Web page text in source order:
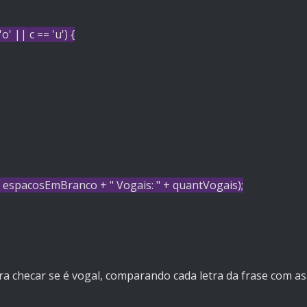
'o' || c == 'u') {
espacosEmBranco + " Vogais: " + quantVogais);
checar se é vogal, comparando cada letra da frase com as